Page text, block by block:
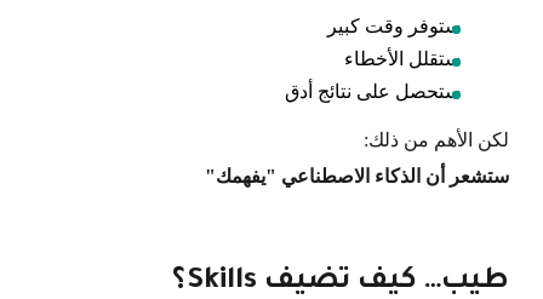
ستوفر وقت كبير
ستقلل الأخطاء
ستحصل على نتائج أدق
لكن الأهم من ذلك:
ستشعر أن الذكاء الاصطناعي "يفهمك"
طيب… كيف تضيف Skills؟